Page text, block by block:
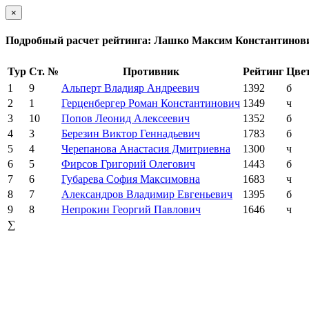
×
Подробный расчет рейтинга: Лашко Максим
Тур Ст. № Противник Рейтинг
1
9 Альперт Владияр Андреевич 1392
б
2
1 Герценбергер Роман Константинович 1349
ч
3
10 Попов Леонид Алексеевич 1352
б
4
3 Березин Виктор Геннадьевич 1783
б
5
4 Черепанова Анастасия Дмитриевна 1300
ч
6
5 Фирсов Григорий Олегович 1443
б
7
6 Губарева София Максимовна 1683
ч
8
7 Александров Владимир Евгеньевич 1395
б
9
8 Непрокин Георгий Павлович 1646
ч
∑